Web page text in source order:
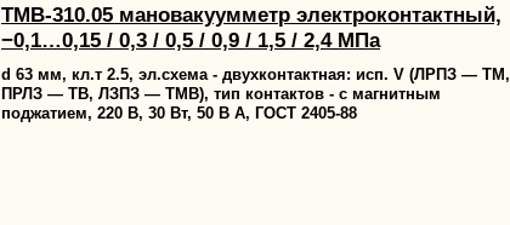
ТМВ-310.05 мановакуумметр электроконтактный,
−0,1…0,15 / 0,3 / 0,5 / 0,9 / 1,5 / 2,4 МПа
d 63 мм, кл.т 2.5, эл.схема - двухконтактная: исп. V (ЛРПЗ — ТМ,
ПРЛЗ — ТВ, ЛЗПЗ — ТМВ), тип контактов - с магнитным
поджатием, 220 В, 30 Вт, 50 В А, ГОСТ 2405-88